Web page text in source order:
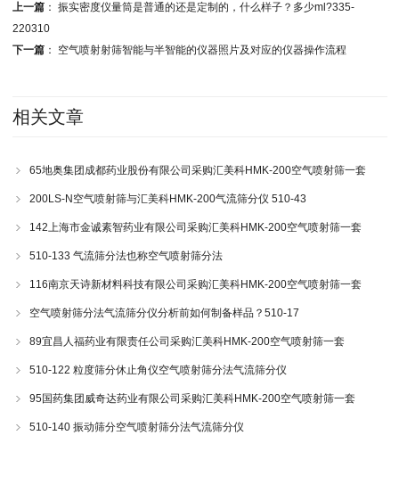
上一篇： 振实密度仪量筒是普通的还是定制的，什么样子？多少ml?335-
220310
下一篇： 空气喷射射筛智能与半智能的仪器照片及对应的仪器操作流程
相关文章
65地奥集团成都药业股份有限公司采购汇美科HMK-200空气喷射筛一套
200LS-N空气喷射筛与汇美科HMK-200气流筛分仪 510-43
142上海市金诚素智药业有限公司采购汇美科HMK-200空气喷射筛一套
510-133 气流筛分法也称空气喷射筛分法
116南京天诗新材料科技有限公司采购汇美科HMK-200空气喷射筛一套
空气喷射筛分法气流筛分仪分析前如何制备样品？510-17
89宜昌人福药业有限责任公司采购汇美科HMK-200空气喷射筛一套
510-122 粒度筛分休止角仪空气喷射筛分法气流筛分仪
95国药集团威奇达药业有限公司采购汇美科HMK-200空气喷射筛一套
510-140 振动筛分空气喷射筛分法气流筛分仪